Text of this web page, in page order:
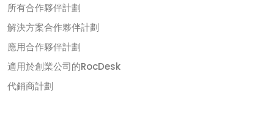
所有合作夥伴計劃
解決方案合作夥伴計劃
應用合作夥伴計劃
適用於創業公司的RocDesk
代銷商計劃